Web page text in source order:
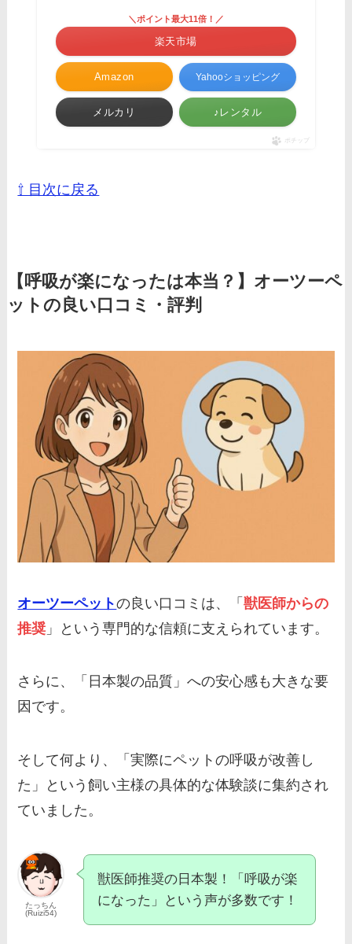
Amazon
＼ポイント最大11倍！／
楽天市場
Yahooショッピング
メルカリ ♪レンタル
ポチップ
⇧ 目次に戻る
【呼吸が楽になったは本当？】オーツーペ
ットの良い口コミ・評判
オーツーペットの良い口コミは、「獣医師からの
推奨 」という専門的な信頼に支えられています。
さらに、「日本製の品質」への安心感も大きな要
因です。
そして何より、「実際にペットの呼吸が改善し
た」という飼い主様の具体的な体験談に集約され
ていました。
たっちん
(Ruizi54)
獣医師推奨の日本製！「呼吸が楽
になった」という声が多数です！